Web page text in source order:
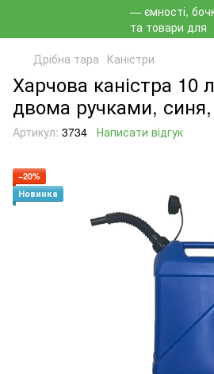
Дрібна тара Каністри
Харчова каністра 10
двома ручками,
Артикул: 3734 Написати відгук
−20%
Новинка